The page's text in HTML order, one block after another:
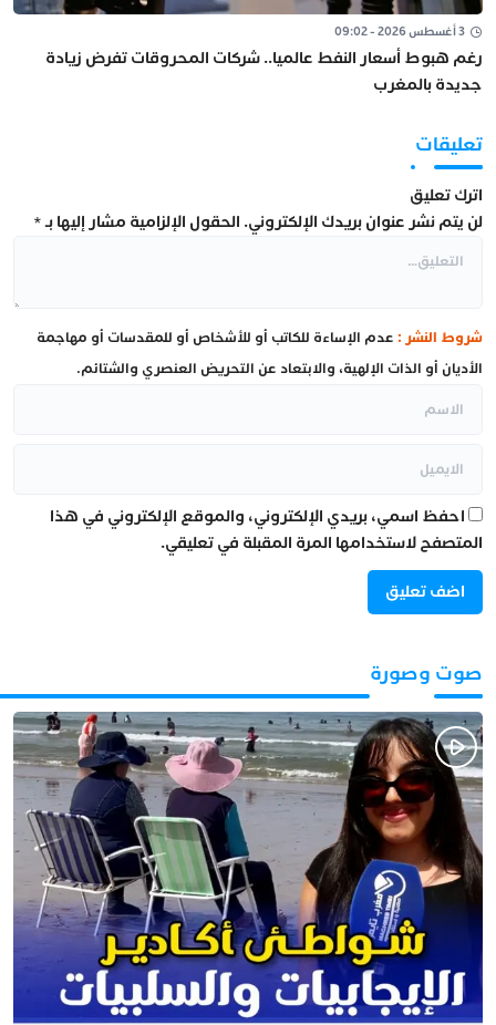
3 أغسطس 2026 - 09:02
رغم هبوط أسعار النفط عالميا.. شركات المحروقات تفرض زيادة
جديدة بالمغرب
تعليقات
اترك تعليق
لن يتم نشر عنوان بريدك الإلكتروني. الحقول الإلزامية مشار إليها بـ*
شروط النشر : عدم الإساءة للكاتب أو للأشخاص أو للمقدسات أو مهاجمة
الأديان أو الذات الإلهية، والابتعاد عن التحريض العنصري والشتائم.
احفظ اسمي، بريدي الإلكتروني، والموقع الإلكتروني في هذا
المتصفح لاستخدامها المرة المقبلة في تعليقي.
صوت وصورة